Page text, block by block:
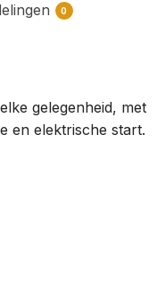
0
gelegenheid, met
en elektrische start.